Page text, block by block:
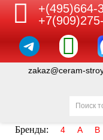
+(495)664-
zakaz@ceram-
Бренды: 4 A B